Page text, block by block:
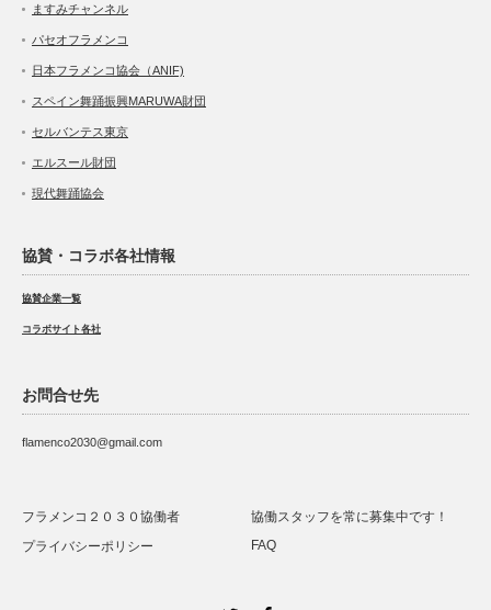
ますみチャンネル
パセオフラメンコ
日本フラメンコ協会（ANIF)
スペイン舞踊振興MARUWA財団
セルバンテス東京
エルスール財団
現代舞踊協会
協賛・コラボ各社情報
協賛企業一覧
コラボサイト各社
お問合せ先
flamenco2030@gmail.com
フラメンコ２０３０協働者
協働スタッフを常に募集中です！
プライバシーポリシー
FAQ